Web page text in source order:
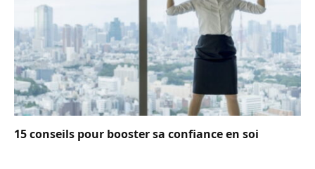
15 conseils pour booster sa confiance en soi